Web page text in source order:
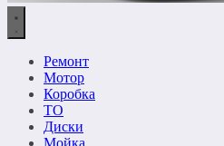
Ремонт
Мотор
Коробка
ТО
Диски
Мойка